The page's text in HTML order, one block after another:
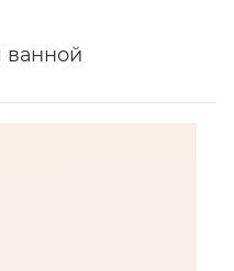
ванной